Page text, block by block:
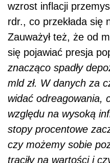
wzrost inflacji
rdr., co przekłada się
Zauważył też, że od
się pojawiać presja
znacząco spadły
mld zł. W danych za
widać odreagowania,
względu na wysoką
stopy procentowe
czy możemy sobie
traciły na wartości i